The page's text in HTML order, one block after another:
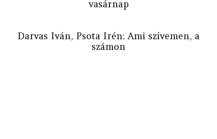
vasárnap
Darvas Iván, Psota Irén: Ami szívemen, a
számon